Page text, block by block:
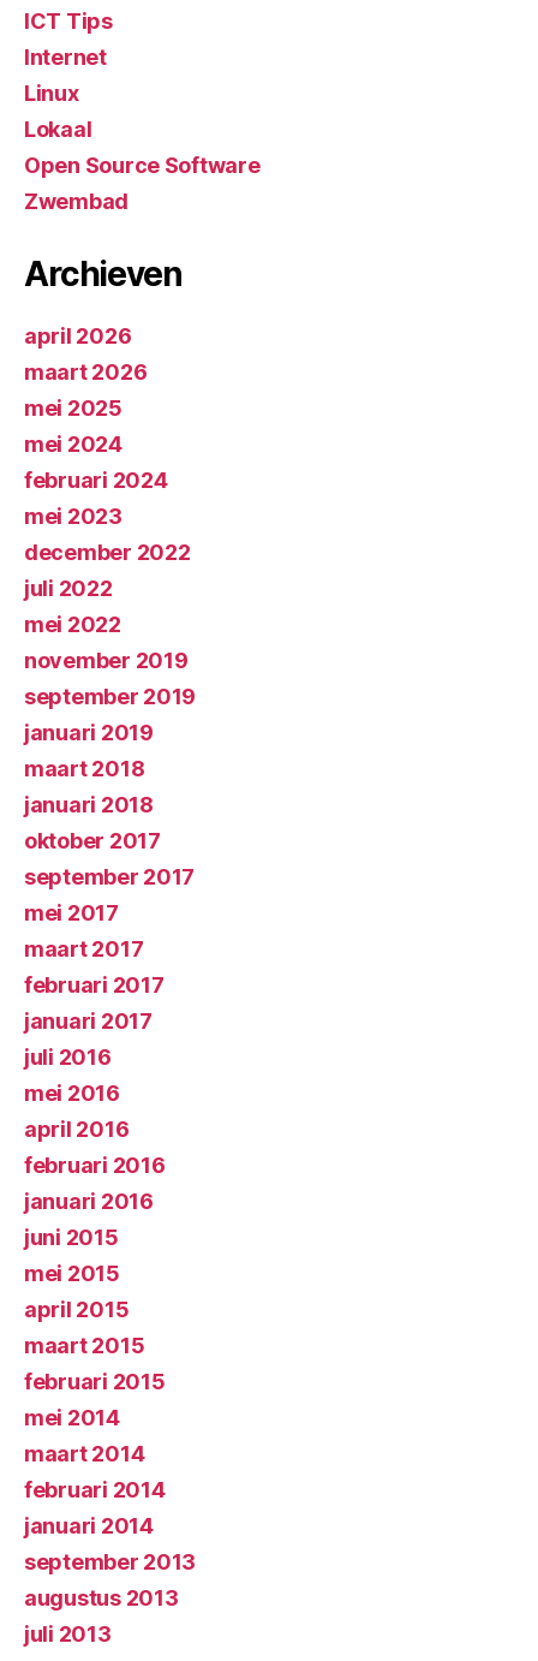
ICT Tips
Internet
Linux
Lokaal
Open Source Software
Zwembad
Archieven
april 2026
maart 2026
mei 2025
mei 2024
februari 2024
mei 2023
december 2022
juli 2022
mei 2022
november 2019
september 2019
januari 2019
maart 2018
januari 2018
oktober 2017
september 2017
mei 2017
maart 2017
februari 2017
januari 2017
juli 2016
mei 2016
april 2016
februari 2016
januari 2016
juni 2015
mei 2015
april 2015
maart 2015
februari 2015
mei 2014
maart 2014
februari 2014
januari 2014
september 2013
augustus 2013
juli 2013